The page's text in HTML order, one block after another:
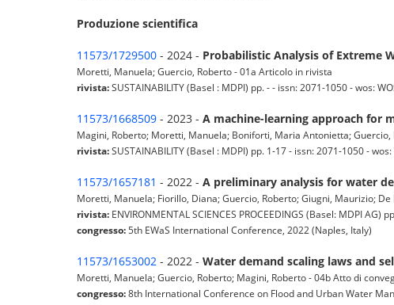
Produzione scientifica
11573/1729500 - 2024 - Probabilistic Analysis of Extreme
Moretti, Manuela; Guercio, Roberto - 01a Articolo in rivista
rivista:SUSTAINABILITY (Basel : MDPI) pp. - - issn: 2071-1050 - wos:
11573/1668509 - 2023 - A machine-learning approach for
Magini, Roberto; Moretti, Manuela; Boniforti, Maria Antonietta;
rivista:SUSTAINABILITY (Basel : MDPI) pp. 1-17 - issn: 2071-1050 -
11573/1657181 - 2022 - A preliminary analysis for water
Moretti, Manuela; Fiorillo, Diana; Guercio, Roberto; Giugni, Maurizio;
rivista: ENVIRONMENTAL SCIENCES PROCEEDINGS (Basel: MDPI AG)
congresso:5th EWaS International Conference, 2022 (Naples, Italy)
11573/1653002 - 2022 - Water demand scaling laws and
Moretti, Manuela; Guercio, Roberto; Magini, Roberto - 04b Atto di
congresso:8th International Conference on Flood and Urban Water